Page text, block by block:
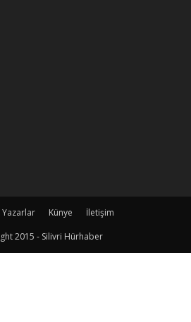
Yazarlar Künye
İletişim
2015 - Silivri Hürhaber